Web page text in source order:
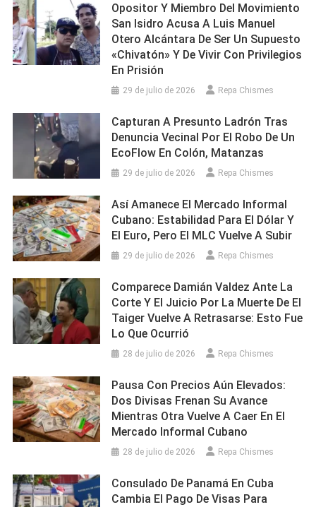
Opositor Y Miembro Del Movimiento
San Isidro Acusa A Luis Manuel
Otero Alcántara De Ser Un Supuesto
«chivatón» Y De Vivir Con Privilegios
En Prisión
29 de julio de 2026 Repa Chismes
Capturan A Presunto Ladrón Tras
Denuncia Vecinal Por El Robo De Un
EcoFlow En Colón, Matanzas
29 de julio de 2026 Repa Chismes
Así Amanece El Mercado Informal
Cubano: Estabilidad Para El Dólar Y
El Euro, Pero El MLC Vuelve A Subir
29 de julio de 2026 Repa Chismes
Comparece Damián Valdez Ante La
Corte Y El Juicio Por La Muerte De El
Taiger Vuelve A Retrasarse: Esto Fue
Lo Que Ocurrió
28 de julio de 2026 Repa Chismes
Pausa Con Precios Aún Elevados:
Dos Divisas Frenan Su Avance
Mientras Otra Vuelve A Caer En El
Mercado Informal Cubano
28 de julio de 2026 Repa Chismes
Consulado De Panamá En Cuba
Cambia El Pago De Visas Para